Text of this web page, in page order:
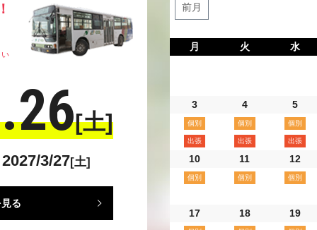
い
[土]
3/27[土]
る
前月
月 火 水
3 4 5
10 11 12
17 18 19